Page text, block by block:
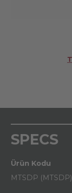
SPECS
Ürün Kodu
MTSDP (MTSDP)